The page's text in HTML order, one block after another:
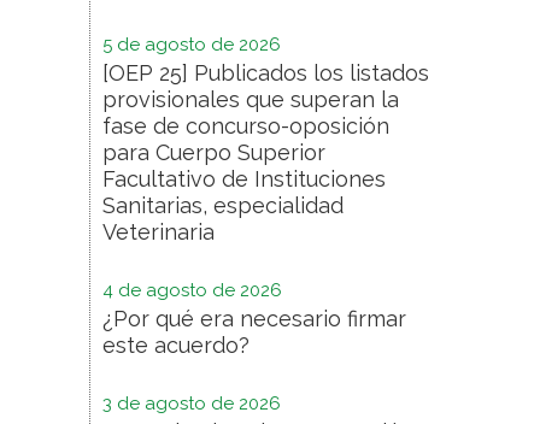
5 de agosto de 2026
[OEP 25] Publicados los listados
provisionales que superan la
fase de concurso-oposición
para Cuerpo Superior
Facultativo de Instituciones
Sanitarias, especialidad
Veterinaria
4 de agosto de 2026
¿Por qué era necesario firmar
este acuerdo?
3 de agosto de 2026